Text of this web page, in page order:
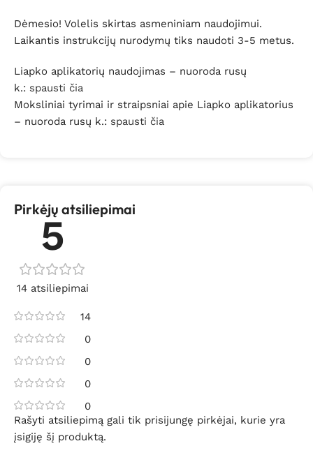
Dėmesio! Volelis skirtas asmeniniam naudojimui.
Laikantis instrukcijų nurodymų tiks naudoti 3-5 metus.
Liapko aplikatorių naudojimas – nuoroda rusų
k.: spausti čia
Moksliniai tyrimai ir straipsniai apie Liapko aplikatorius
– nuoroda rusų k.: spausti čia
Pirkėjų atsiliepimai
5
14 atsiliepimai
14
0
0
0
0
Rašyti atsiliepimą gali tik prisijungę pirkėjai, kurie yra
įsigiję šį produktą.